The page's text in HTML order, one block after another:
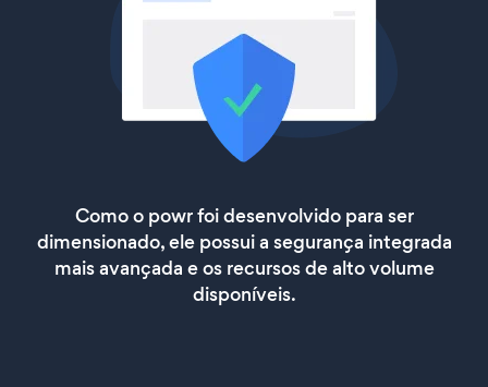
Como o powr foi desenvolvido para ser
dimensionado, ele possui a segurança integrada
mais avançada e os recursos de alto volume
disponíveis.